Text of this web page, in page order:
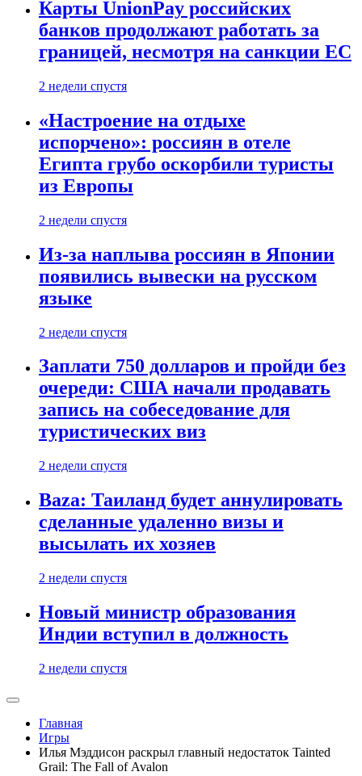
Карты UnionPay российских
банков продолжают работать за
границей, несмотря на санкции ЕС
2 недели спустя
«Настроение на отдыхе
испорчено»: россиян в отеле
Египта грубо оскорбили туристы
из Европы
2 недели спустя
Из-за наплыва россиян в Японии
появились вывески на русском
языке
2 недели спустя
Заплати 750 долларов и пройди без
очереди: США начали продавать
запись на собеседование для
туристических виз
2 недели спустя
Baza: Таиланд будет аннулировать
сделанные удаленно визы и
высылать их хозяев
2 недели спустя
Новый министр образования
Индии вступил в должность
2 недели спустя
Главная
Игры
Илья Мэддисон раскрыл главный недостаток Tainted
Grail: The Fall of Avalon